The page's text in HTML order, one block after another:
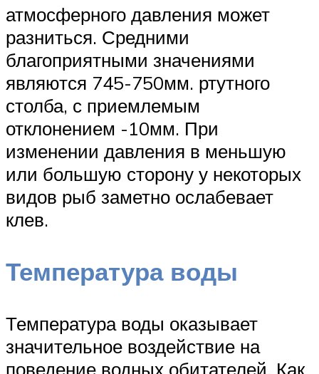
атмосферного давления может
разниться. Средними
благоприятными значениями
являются 745-750мм. ртутного
столба, с приемлемым
отклонением -10мм. При
изменении давления в меньшую
или большую сторону у некоторых
видов рыб заметно ослабевает
клев.
Температура воды
Температура воды оказывает
значительное воздействие на
поведение водных обитателей. Как